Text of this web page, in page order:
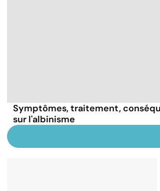
Symptômes, traitement,
sur l'albinisme